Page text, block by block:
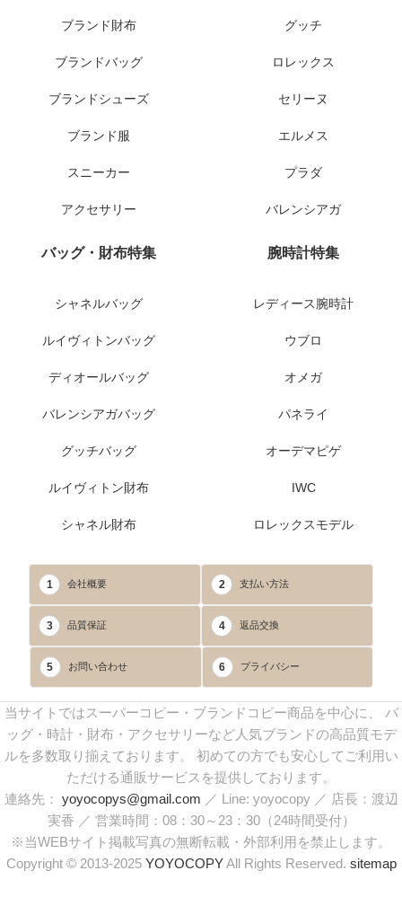
ブランド財布
ブランドバッグ
ブランドシューズ
ブランド服
スニーカー
アクセサリー
グッチ
ロレックス
セリーヌ
エルメス
プラダ
バレンシアガ
バッグ・財布特集
シャネルバッグ
ルイヴィトンバッグ
ディオールバッグ
バレンシアガバッグ
グッチバッグ
ルイヴィトン財布
シャネル財布
腕時計特集
レディース腕時計
ウブロ
オメガ
パネライ
オーデマピゲ
IWC
ロレックスモデル
1 会社概要 2 支払い方法
3 品質保証 4 返品交換
5 お問い合わせ 6 プライバシー
当サイトではスーパーコピー・ブランドコピー商品を中心に、 バ
ッグ・時計・財布・アクセサリーなど人気ブランドの高品質モデ
ルを多数取り揃えております。 初めての方でも安心してご利用い
ただける通販サービスを提供しております。
連絡先： yoyocopys@gmail.com ／ Line: yoyocopy ／ 店長：渡辺
実香 ／ 営業時間：08：30～23：30（24時間受付）
※当WEBサイト掲載写真の無断転載・外部利用を禁止します。
Copyright © 2013-2025 YOYOCOPYAll Rights Reserved. sitemap